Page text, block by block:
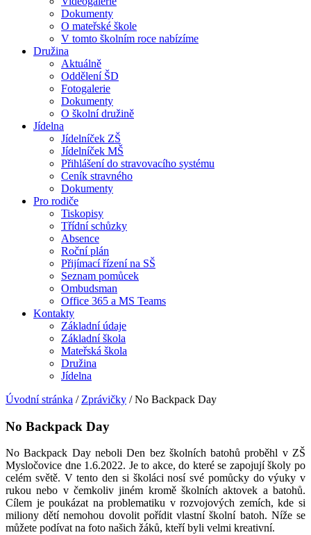
Dokumenty
O mateřské škole
V tomto školním roce nabízíme
Družina
Aktuálně
Oddělení ŠD
Fotogalerie
Dokumenty
O školní družině
Jídelna
Jídelníček ZŠ
Jídelníček MŠ
Přihlášení do stravovacího systému
Ceník stravného
Dokumenty
Pro rodiče
Tiskopisy
Třídní schůzky
Absence
Roční plán
Přijímací řízení na SŠ
Seznam pomůcek
Ombudsman
Office 365 a MS Teams
Kontakty
Základní údaje
Základní škola
Mateřská škola
Družina
Jídelna
Úvodní stránka / Zprávičky /No Backpack Day
No Backpack Day
No Backpack Day neboli Den bez školních batohů proběhl v ZŠ
Mysločovice dne 1.6.2022. Je to akce, do které se zapojují školy po
celém světě. V tento den si školáci nosí své pomůcky do výuky v
rukou nebo v čemkoliv jiném kromě školních aktovek a batohů.
Cílem je poukázat na problematiku v rozvojových zemích, kde si
miliony dětí nemohou dovolit pořídit vlastní školní batoh. Níže se
můžete podívat na foto našich žáků, kteří byli velmi kreativní.